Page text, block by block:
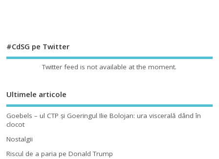
#CdSG pe Twitter
Twitter feed is not available at the moment.
Ultimele articole
Goebels – ul CTP şi Goeringul Ilie Bolojan: ura viscerală dând în
clocot
Nostalgii
Riscul de a paria pe Donald Trump